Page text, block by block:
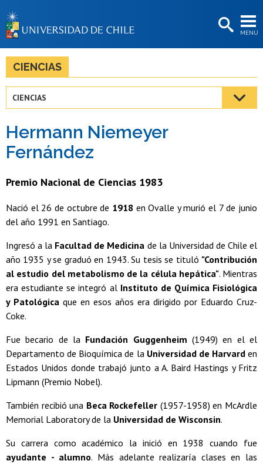
MENÚ
BIBLIOTECAS
Estudiantes
Académicas/os
Egresadas/os
CIENCIAS
CIENCIAS
Hermann Niemeyer
Fernández
Premio Nacional de Ciencias 1983
Nació el 26 de octubre de 1918 en Ovalle y murió el 7 de junio
del año 1991 en Santiago.
Ingresó a la Facultad de Medicina de la Universidad de Chile el
año 1935 y se graduó en 1943. Su tesis se tituló "Contribución
al estudio del metabolismo de la célula hepática". Mientras
era estudiante se integró al Instituto de Química Fisiológica
y Patológica que en esos años era dirigido por Eduardo Cruz-
Coke.
Fue becario de la Fundación Guggenheim (1949) en el el
Departamento de Bioquímica de la Universidad de Harvarden
Estados Unidos donde trabajó junto a A. Baird Hastings y Fritz
Lipmann (Premio Nobel).
También recibió una Beca Rockefeller (1957-1958) en McArdle
Memorial Laboratory de la Universidad de Wisconsin.
Su carrera como académico la inició en 1938 cuando fue
ayudante - alumno. Más adelante realizaría clases en las